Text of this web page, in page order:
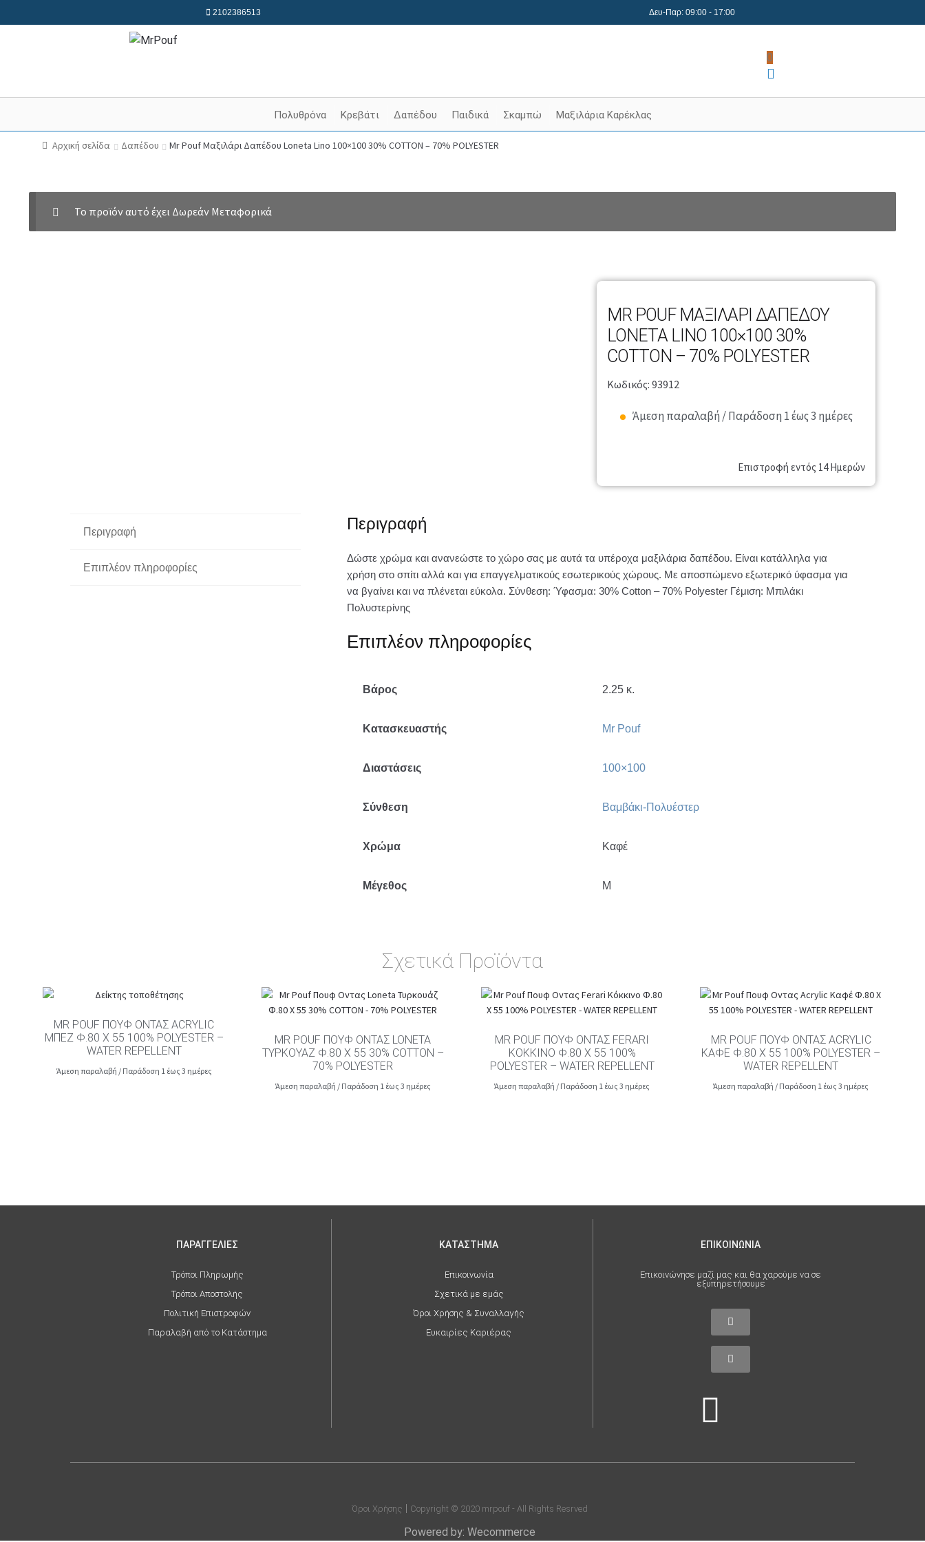
2102386513 Δευ-Παρ: 09:00 - 17:00
0
Πολυθρόνα Κρεβάτι Δαπέδου Παιδικά Σκαμπώ Μαξιλάρια Καρέκλας
Αρχική σελίδα Δαπέδου Mr Pouf Μαξιλάρι Δαπέδου Loneta Lino 100×100 30% COTTON – 70% POLYESTER
Το προϊόν αυτό έχει Δωρεάν Μεταφορικά
MR POUF ΜΑΞΙΛΆΡΙ ΔΑΠΈΔΟΥ
LONETA LINO 100×100 30%
COTTON – 70% POLYESTER
Κωδικός: 93912
Άμεση παραλαβή / Παράδοση 1 έως 3 ημέρες
Επιστροφή εντός 14 Ημερών
Περιγραφή
Επιπλέον πληροφορίες
Περιγραφή
Δώστε χρώμα και ανανεώστε το χώρο σας με αυτά τα υπέροχα μαξιλάρια δαπέδου. Είναι κατάλληλα για
χρήση στο σπίτι αλλά και για επαγγελματικούς εσωτερικούς χώρους. Με αποσπώμενο εξωτερικό ύφασμα για
να βγαίνει και να πλένεται εύκολα. Σύνθεση: Ύφασμα: 30% Cotton – 70% Polyester Γέμιση: Μπιλάκι
Πολυστερίνης
Επιπλέον πληροφορίες
Βάρος 2.25 κ.
Κατασκευαστής Mr Pouf
Διαστάσεις 100×100
Σύνθεση Βαμβάκι-Πολυέστερ
Χρώμα Καφέ
Μέγεθος M
Σχετικά Προϊόντα
MR POUF ΠΟΥΦ ΟΝΤΑΣ ACRYLIC
ΜΠΕΖ Φ.80 Χ 55 100% POLYESTER –
WATER REPELLENT
Άμεση παραλαβή / Παράδοση 1 έως 3 ημέρες
MR POUF ΠΟΥΦ ΟΝΤΑΣ LONETA
ΤΥΡΚΟΥΆΖ Φ.80 Χ 55 30% COTTON –
70% POLYESTER
Άμεση παραλαβή / Παράδοση 1 έως 3 ημέρες
MR POUF ΠΟΥΦ ΟΝΤΑΣ FERARI
ΚΌΚΚΙΝΟ Φ.80 Χ 55 100%
POLYESTER – WATER REPELLENT
Άμεση παραλαβή / Παράδοση 1 έως 3 ημέρες
MR POUF ΠΟΥΦ ΟΝΤΑΣ ACRYLIC
ΚΑΦΈ Φ.80 Χ 55 100% POLYESTER –
WATER REPELLENT
Άμεση παραλαβή / Παράδοση 1 έως 3 ημέρες
ΠΑΡΑΓΓΕΛΙΕΣ
Τρόποι Πληρωμής
Τρόποι Αποστολής
Πολιτική Επιστροφών
Παραλαβή από το Κατάστημα
ΚΑΤΑΣΤΗΜΑ
Επικοινωνία
Σχετικά με εμάς
Όροι Χρήσης & Συναλλαγής
Ευκαιρίες Καριέρας
ΕΠΙΚΟΙΝΩΝΙΑ
Επικοινώνησε μαζί μας και θα χαρούμε να σε
εξυπηρετήσουμε
Όροι Χρήσης Copyright © 2020 mrpouf - All Rights Resrved
Powered by: Wecommerce